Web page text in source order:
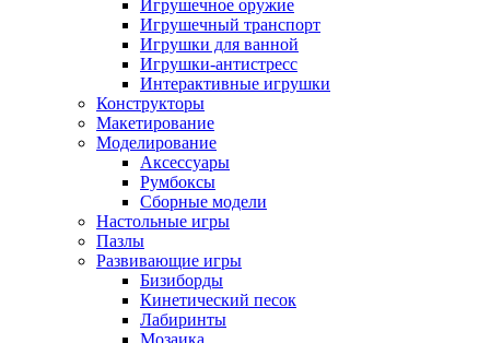
Игрушечное оружие
Игрушечный транспорт
Игрушки для ванной
Игрушки-антистресс
Интерактивные игрушки
Конструкторы
Макетирование
Моделирование
Аксессуары
Румбоксы
Сборные модели
Настольные игры
Пазлы
Развивающие игры
Бизиборды
Кинетический песок
Лабиринты
Мозаика